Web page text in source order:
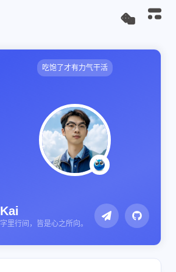
吃饱了才有力气干活
Kai
字里行间，皆是心之所向。